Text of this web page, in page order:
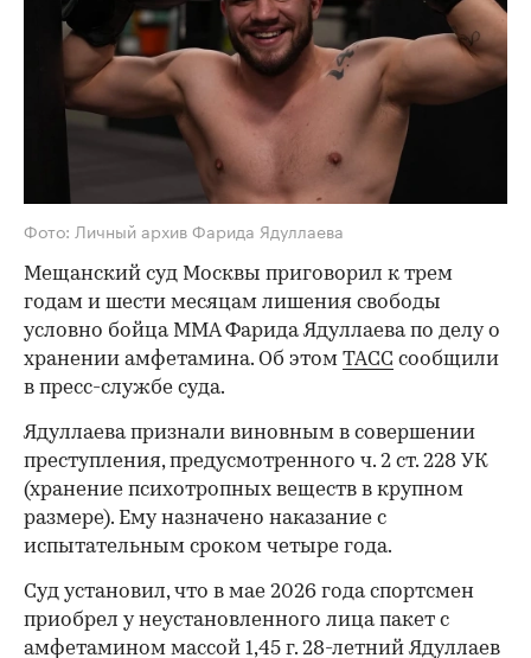
Фото: Личный архив Фарида Ядуллаева
Мещанский суд Москвы приговорил к трем
годам и шести месяцам лишения свободы
условно бойца ММА Фарида Ядуллаева по делу о
хранении амфетамина. Об этом ТАСС сообщили
в пресс-службе суда.
Ядуллаева признали виновным в совершении
преступления, предусмотренного ч. 2 ст. 228 УК
(хранение психотропных веществ в крупном
размере). Ему назначено наказание с
испытательным сроком четыре года.
Суд установил, что в мае 2026 года спортсмен
приобрел у неустановленного лица пакет с
амфетамином массой 1,45 г. 28-летний Ядуллаев